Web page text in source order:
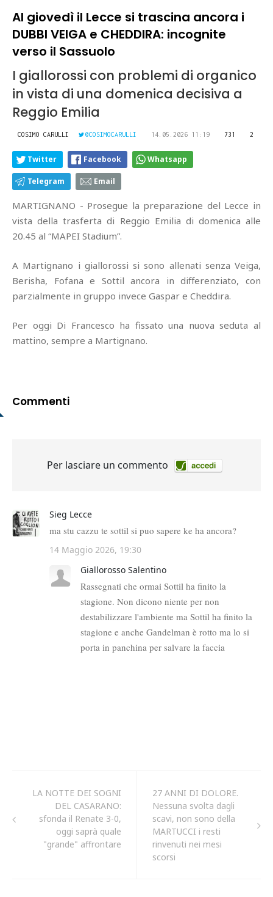
Al giovedì il Lecce si trascina ancora i
DUBBI VEIGA e CHEDDIRA: incognite
verso il Sassuolo
I giallorossi con problemi di organico
in vista di una domenica decisiva a
Reggio Emilia
COSIMO CARULLI @COSIMOCARULLI 14.05.2026 11:19 731 2
Twitter Facebook Whatsapp
Telegram Email
MARTIGNANO - Prosegue la preparazione del Lecce in
vista della trasferta di Reggio Emilia di domenica alle
20.45 al “MAPEI Stadium”.
A Martignano i giallorossi si sono allenati senza Veiga,
Berisha, Fofana e Sottil ancora in differenziato, con
parzialmente in gruppo invece Gaspar e Cheddira.
Per oggi Di Francesco ha fissato una nuova seduta al
mattino, sempre a Martignano.
Commenti
LA NOTTE DEI SOGNI
DEL CASARANO:
sfonda il Renate 3-0,
oggi saprà quale
"grande" affrontare
27 ANNI DI DOLORE.
Nessuna svolta dagli
scavi, non sono della
MARTUCCI i resti
rinvenuti nei mesi
scorsi